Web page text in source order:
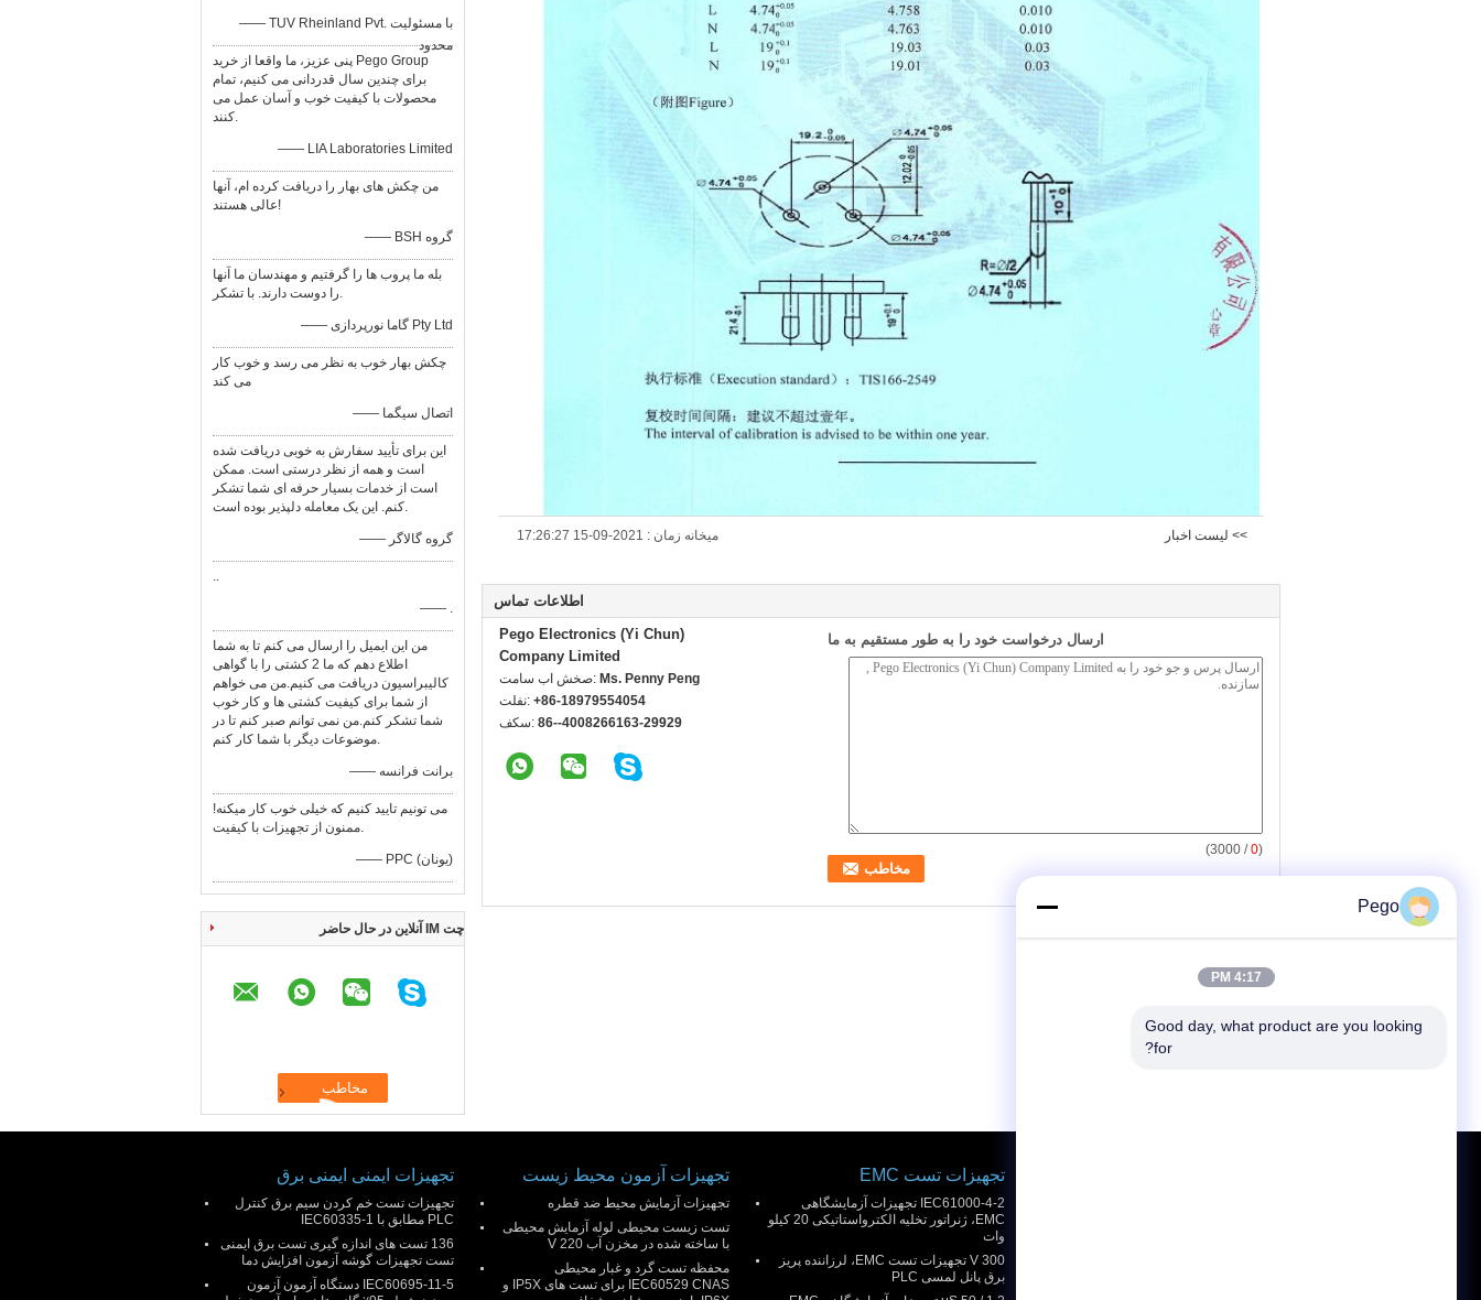
—— TUV Rheinland Pvt. با مسئولیت
محدود
پنی عزیز، ما واقعا از خرید Pego Group
برای چندین سال قدردانی می کنیم، تمام
محصولات با کیفیت خوب و آسان عمل می
کنند.
—— LIA Laboratories Limited
من چکش های بهار را دریافت کرده ام، آنها
عالی هستند!
—— BSH گروه
بله ما پروب ها را گرفتیم و مهندسان ما آنها
را دوست دارند. با تشکر.
—— گاما نورپردازی Pty Ltd
چکش بهار خوب به نظر می رسد و خوب کار
می کند
—— اتصال سیگما
این برای تأیید سفارش به خوبی دریافت شده
است و همه از نظر درستی است. ممکن
است از خدمات بسیار حرفه ای شما تشکر
کنم. این یک معامله دلپذیر بوده است.
—— گروه گالاگر
..
—— .
من این ایمیل را ارسال می کنم تا به شما
اطلاع دهم که ما 2 کشتی را با گواهی
کالیبراسیون دریافت می کنیم.من می خواهم
از شما برای کیفیت کشتی ها و کار خوب
شما تشکر کنم.من نمی توانم صبر کنم تا در
موضوعات دیگر با شما کار کنم.
—— برانت فرانسه
می تونیم تایید کنیم که خیلی خوب کار میکنه!
ممنون از تجهیزات با کیفیت.
—— PPC (یونان)
چت IM آنلاین در حال حاضر
میخانه زمان : 2021-09-15 17:26:27 >> لیست اخبار
اطلاعات تماس
Pego Electronics (Yi Chun)
Company Limited
تماس با شخص: Ms. Penny Peng
تلفن: +86-18979554054
فکس: 86--4008266163-29929
ارسال درخواست خود را به طور مستقیم به ما
(
0
/ 3000)
تجهیزات ایمنی ایمنی برق
تجهیزات تست خم کردن سیم برق کنترل
PLC مطابق با IEC60335-1
136 تست های اندازه گیری تست برق ایمنی
تست تجهیزات گوشه آزمون افزایش دما
IEC60695-11-5 دستگاه آزمون آزمون
تجهیزات آزمون محیط زیست
تجهیزات آزمایش محیط ضد قطره
تست زیست محیطی لوله آزمایش محیطی
با ساخته شده در مخزن آب 220 V
محفظه تست گرد و غبار محیطی
IEC60529 CNAS برای تست های IP5X و
تجهیزات تست EMC
IEC61000-4-2 تجهیزات آزمایشگاهی
EMC، ژنراتور تخلیه الکترواستاتیکی 20 کیلو
وات
300 V تجهیزات تست EMC، لرزاننده پریز
برق پانل لمسی PLC
Pego
4:17 PM
Good day, what product are you looking
for?